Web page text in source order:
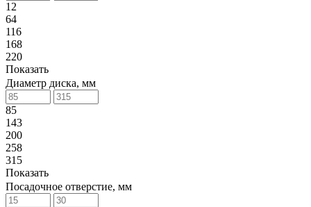
12
64
116
168
220
Показать
Диаметр диска, мм
85
143
200
258
315
Показать
Посадочное отверстие, мм